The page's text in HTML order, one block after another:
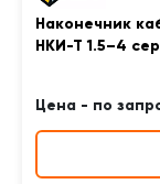
Наконечник
НКИ-Т 1.5–4
Цена - по